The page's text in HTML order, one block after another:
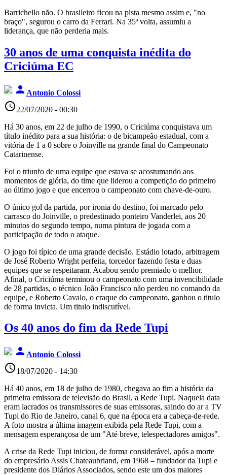
Barrichello não. O brasileiro ficou na pista mesmo assim e, "no
braço", segurou o carro da Ferrari. Na 35ª volta, assumiu a
liderança, que não perderia mais.
30 anos de uma conquista inédita do
Criciúma EC
person Antonio Colossi
access_time22/07/2020 - 00:30
Há 30 anos, em 22 de julho de 1990, o Criciúma conquistava um
título inédito para a sua história: o de bicampeão estadual, com a
vitória de 1 a 0 sobre o Joinville na grande final do Campeonato
Catarinense.
Foi o triunfo de uma equipe que estava se acostumando aos
momentos de glória, do time que liderou a competição do primeiro
ao último jogo e que encerrou o campeonato com chave-de-ouro.
O único gol da partida, por ironia do destino, foi marcado pelo
carrasco do Joinville, o predestinado ponteiro Vanderlei, aos 20
minutos do segundo tempo, numa pintura de jogada com a
participação de todo o ataque.
O jogo foi típico de uma grande decisão. Estádio lotado, arbitragem
de José Roberto Wright perfeita, torcedor fazendo festa e duas
equipes que se respeitaram. Acabou sendo premiado o melhor.
Afinal, o Criciúma terminou o campeonato com uma invencibilidade
de 28 partidas, o técnico João Francisco não perdeu no comando da
equipe, e Roberto Cavalo, o craque do campeonato, ganhou o titulo
de forma invicta. Um titulo indiscutível.
Os 40 anos do fim da Rede Tupi
person Antonio Colossi
access_time18/07/2020 - 14:30
Há 40 anos, em 18 de julho de 1980, chegava ao fim a história da
primeira emissora de televisão do Brasil, a Rede Tupi. Naquela data
eram lacrados os transmissores de suas emissoras, saindo do ar a TV
Tupi do Rio de Janeiro, canal 6, que na época era a cabeça-de-rede.
A foto mostra a última imagem exibida pela Rede Tupi, com a
mensagem esperançosa de um "Até breve, telespectadores amigos".
A crise da Rede Tupi iniciou, de forma considerável, após a morte
do empresário Assis Chateaubriand, em 1968 – fundador da Tupi e
presidente dos Diários Associados, sendo este um dos maiores